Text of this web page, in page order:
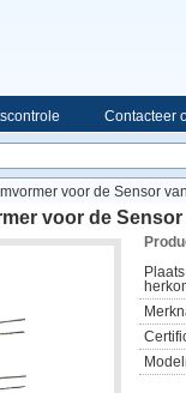
Contacteer
voor de Sensor
voor de